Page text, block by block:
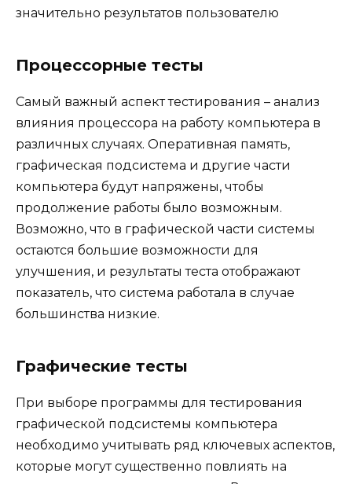
значительно результатов пользователю
Процессорные тесты
Самый важный аспект тестирования – анализ
влияния процессора на работу компьютера в
различных случаях. Оперативная память,
графическая подсистема и другие части
компьютера будут напряжены, чтобы
продолжение работы было возможным.
Возможно, что в графической части системы
остаются большие возможности для
улучшения, и результаты теста отображают
показатель, что система работала в случае
большинства низкие.
Графические тесты
При выборе программы для тестирования
графической подсистемы компьютера
необходимо учитывать ряд ключевых аспектов,
которые могут существенно повлиять на